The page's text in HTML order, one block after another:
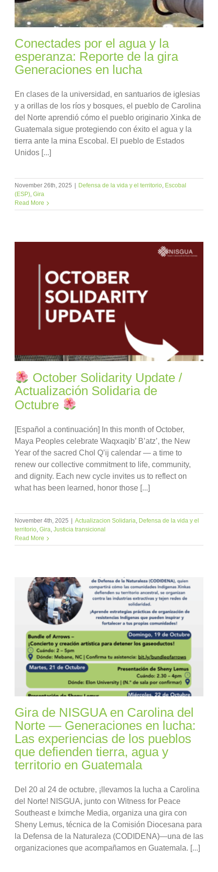
Conectades por el agua y la
esperanza: Reporte de la gira
Generaciones en lucha
En clases de la universidad, en santuarios de iglesias
y a orillas de los ríos y bosques, el pueblo de Carolina
del Norte aprendió cómo el pueblo originario Xinka de
Guatemala sigue protegiendo con éxito el agua y la
tierra ante la mina Escobal. El pueblo de Estados
Unidos [...]
November 26th, 2025 | Defensa de la vida y el territorio, Escobal
(ESP), Gira
Read More
October Solidarity Update /
Actualización Solidaria de
Octubre
[Español a continuación] In this month of October,
Maya Peoples celebrate Waqxaqib’ B’atz’, the New
Year of the sacred Chol Q’ij calendar — a time to
renew our collective commitment to life, community,
and dignity. Each new cycle invites us to reflect on
what has been learned, honor those [...]
November 4th, 2025 | Actualizacion Solidaria Defensa de la vida y el
territorio Gira Justicia transicional
Read More
Gira de NISGUA en Carolina del
Norte — Generaciones en lucha:
Las experiencias de los pueblos
que defienden tierra, agua y
territorio en Guatemala
Del 20 al 24 de octubre, ¡llevamos la lucha a Carolina
del Norte! NISGUA, junto con Witness for Peace
Southeast e Iximche Media, organiza una gira con
Sheny Lemus, técnica de la Comisión Diocesana para
la Defensa de la Naturaleza (CODIDENA)—una de las
organizaciones que acompañamos en Guatemala. [...]